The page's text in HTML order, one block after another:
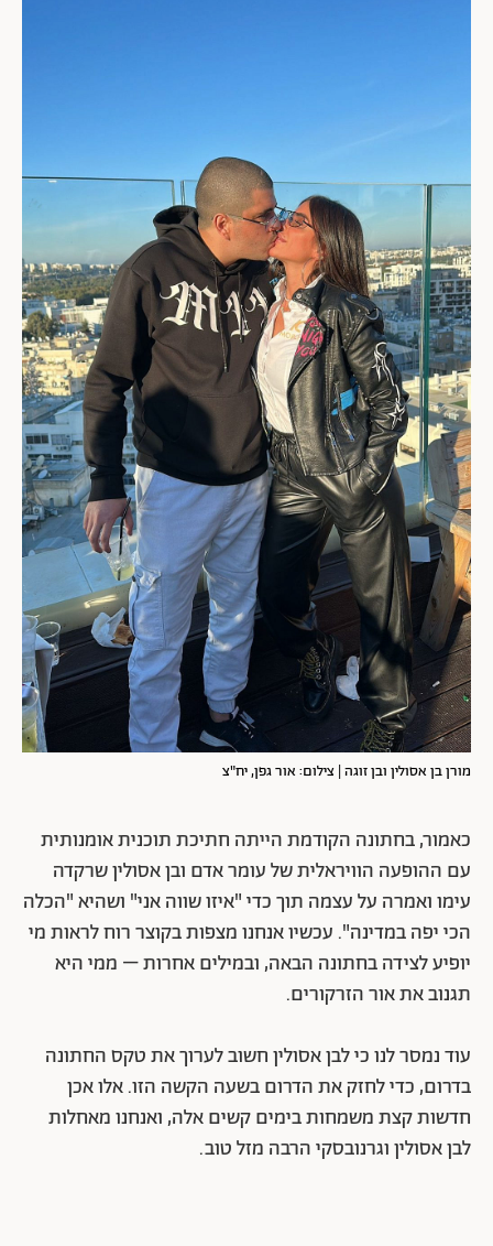
מורן בן אסולין ובן זוגה | צילום: אור גפן, יח"צ
כאמור, בחתונה הקודמת הייתה חתיכת תוכנית אומנותית
עם ההופעה הוויראלית של עומר אדם ובן אסולין שרקדה
עימו ואמרה על עצמה תוך כדי "איזו שווה אני" ושהיא "הכלה
הכי יפה במדינה". עכשיו אנחנו מצפות בקוצר רוח לראות מי
יופיע לצידה בחתונה הבאה, ובמילים אחרות – ממי היא
תגנוב את אור הזרקורים.
עוד נמסר לנו כי לבן אסולין חשוב לערוך את טקס החתונה
בדרום, כדי לחזק את הדרום בשעה הקשה הזו. אלו אכן
חדשות קצת משמחות בימים קשים אלה, ואנחנו מאחלות
לבן אסולין וגרנובסקי הרבה מזל טוב.